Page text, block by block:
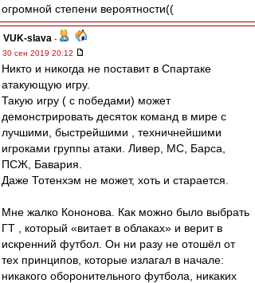
огромной степени вероятности((
VUK-slava -
30 сен 2019 20:12
Никто и никогда не поставит в Спартаке
атакующую игру.
Такую игру ( с победами) может
демонстрировать десяток команд в мире с
лучшими, быстрейшими , техничнейшими
игроками группы атаки. Ливер, МС, Барса,
ПСЖ, Бавария.
Даже Тотенхэм не может, хоть и старается.
Мне жалко Кононова. Как можно было выбрать
ГТ , который «витает в облаках» и верит в
искренний футбол. Он ни разу не отошёл от
тех принципов, которые излагал в начале:
никакого оборонительного футбола, никаких